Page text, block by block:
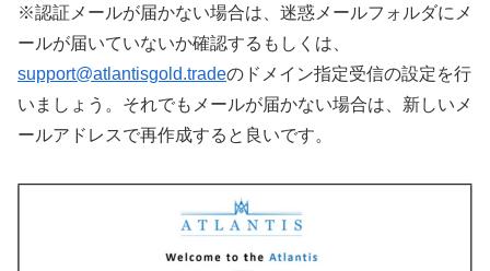
※認証メールが届かない場合は、迷惑メールフォルダにメ
ールが届いていないか確認するもしくは、
support@atlantisgold.tradeのドメイン指定受信の設定を行
いましょう。それでもメールが届かない場合は、新しいメ
ールアドレスで再作成すると良いです。